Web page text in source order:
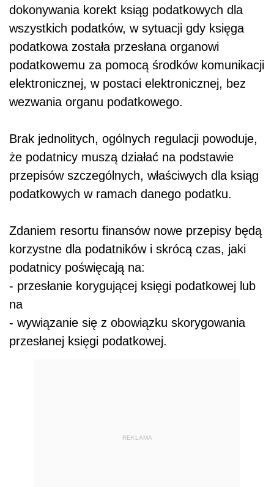
dokonywania korekt ksiąg podatkowych dla
wszystkich podatków, w sytuacji gdy księga
podatkowa została przesłana organowi
podatkowemu za pomocą środków komunikacji
elektronicznej, w postaci elektronicznej, bez
wezwania organu podatkowego.
Brak jednolitych, ogólnych regulacji powoduje,
że podatnicy muszą działać na podstawie
przepisów szczególnych, właściwych dla ksiąg
podatkowych w ramach danego podatku.
Zdaniem resortu finansów nowe przepisy będą
korzystne dla podatników i skrócą czas, jaki
podatnicy poświęcają na:
- przesłanie korygującej księgi podatkowej lub
na
- wywiązanie się z obowiązku skorygowania
przesłanej księgi podatkowej.
REKLAMA